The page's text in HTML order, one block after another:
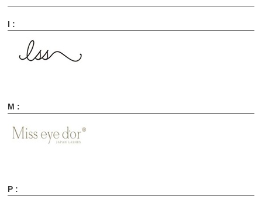
I :
M :
P :